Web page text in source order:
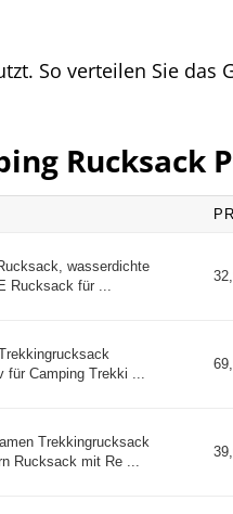
So verteilen Sie das
Rucksack
wasserdichte
Rucksack für ...
für Camping Trekki ...
Trekkingrucksack
Rucksack mit Re ...